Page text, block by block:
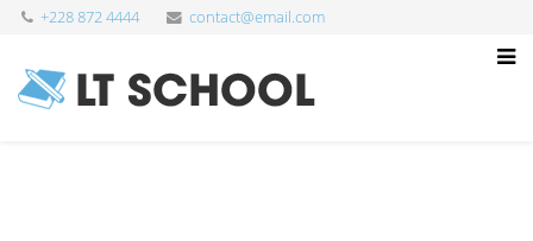
+228 872 4444 contact@email.com